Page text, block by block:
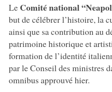
Le Comité national
but de célébrer l’histoire, la
ainsi que sa contribution au
patrimoine historique et
formation de l’identité
par le Conseil des ministres
omnibus approuvé hier.